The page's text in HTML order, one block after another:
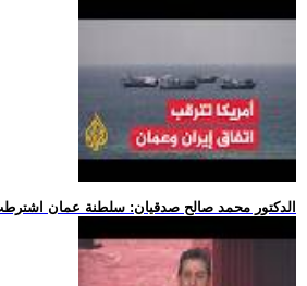
.. الدكتور محمد صالح صدقيان: سلطنة عمان